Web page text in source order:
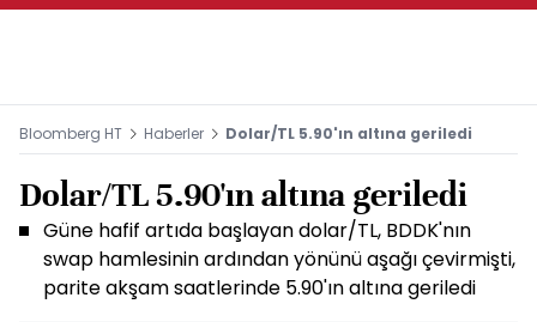
Bloomberg HT Haberler Dolar/TL 5.90'ın altına geriledi
Dolar/TL 5.90'ın altına geriledi
Güne hafif artıda başlayan dolar/TL, BDDK'nın
swap hamlesinin ardından yönünü aşağı çevirmişti,
parite akşam saatlerinde 5.90'ın altına geriledi